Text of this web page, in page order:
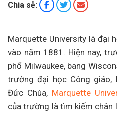
Chia sẻ:
Marquette University là đại
vào năm 1881. Hiện nay,
phố Milwaukee, bang
trường đại học Công giáo,
Đức Chúa, Marquette
của trường là tìm kiếm chân